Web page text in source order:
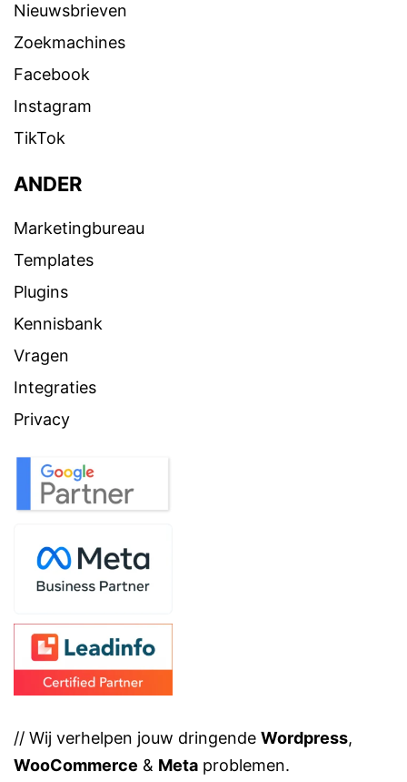
Nieuwsbrieven
Zoekmachines
Facebook
Instagram
TikTok
ANDER
Marketingbureau
Templates
Plugins
Kennisbank
Vragen
Integraties
Privacy
// Wij verhelpen jouw dringende Wordpress,
WooCommerce & Meta problemen.